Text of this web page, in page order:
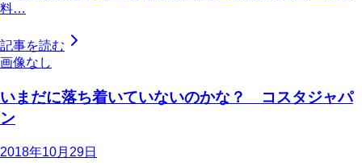
料…
記事を読む
画像なし
いまだに落ち着いていないのかな？ コスタジャパ
ン
2018年10月29日